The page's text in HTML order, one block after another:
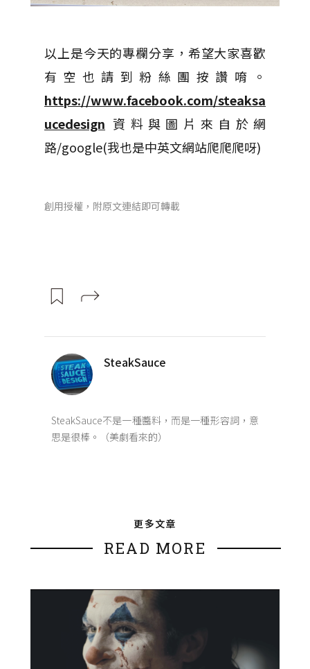
以上是今天的專欄分享，希望大家喜歡
有空也請到粉絲團按讚唷。
https://www.facebook.com/steaksa
ucedesign 資料與圖片來自於網
路/google(我也是中英文網站爬爬爬呀)
創用授權，附原文連結即可轉載
SteakSauce
SteakSauce不是一種醬料，而是一種形容詞，意
思是很棒。（美劇看來的）
更多文章
READ MORE